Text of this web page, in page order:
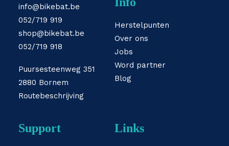
info@bikebat.be
052/719 919
shop@bikebat.be
052/719 918
Puursesteenweg 351
2880 Bornem
Routebeschrijving
Herstelpunten
Over ons
Jobs
Word partner
Blog
Support Links